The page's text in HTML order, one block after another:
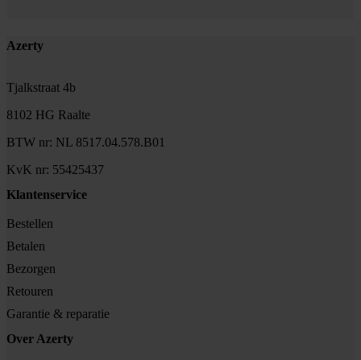
Footer
Azerty
Tjalkstraat 4b
8102 HG Raalte
BTW nr: NL 8517.04.578.B01
KvK nr: 55425437
Klantenservice
Bestellen
Betalen
Bezorgen
Retouren
Garantie & reparatie
Over Azerty